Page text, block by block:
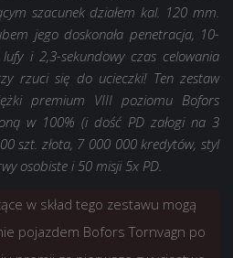
dlaAMBT
PD i PD załogi zdobytych w
zdobywanego w
zdobywanych w bitwie na 1
dla AMBT
PD i PD załogi zdobytych w
zdobywanego w
zdobywanych w bitwie na 1
szacunek działem kal. 120 mm.
jego doskonała penetracja, 10-
i 2,3-sekundowy czas celowania
rzuci się do ucieczki! Ten zestaw
premium VIII poziomu Bofors
w 100% (i dość PD załogi na 3
szt. złota, 7 000 000 kredytów, styl
osobiste i 50 misji 5x PD.
w skład tego zestawu mogą
pojazdem Bofors Tornvagn po